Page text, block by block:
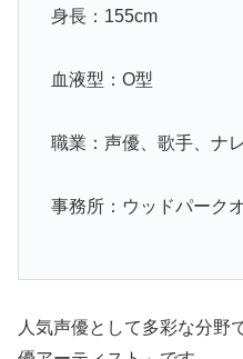
身長：155cm
血液型：O型
職業：声優、歌手、ナ
事務所：ウッドパーク
人気声優として多彩な分野